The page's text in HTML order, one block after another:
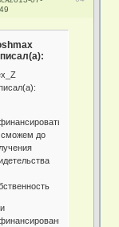
сможем до